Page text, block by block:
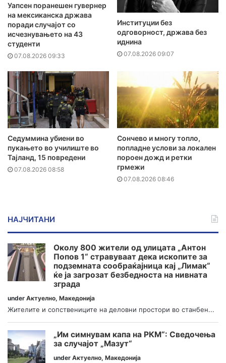
Уапсен поранешен гувернер
на мексиканска држава
поради случајот со
исчезнувањето на 43
студенти
07.08.2026 09:33
Институции без
одговорност, држава без
иднина
07.08.2026 09:07
Седуммина убиени во
пукањето во училиште во
Тајланд, 15 повредени
07.08.2026 08:58
Сончево и многу топло,
попладне услови за локален
пороен дожд и ретки
грмежи
07.08.2026 08:46
НАЈЧИТАНИ
Околу 800 жители од улицата „Антон
Попов 1“ стравуваат дека ископите за
подземната сообраќајница кај „Лимак“
ќе ја загрозат безбедноста на нивната
зграда
under Актуелно, Македонија
Жителите и сопствениците на деловни простори во станбен...
„Им симнувам капа на РКМ“: Сведочења
за случајот „Мазут“
under Актуелно, Македонија